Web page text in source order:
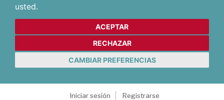
usted.
ACEPTAR
RECHAZAR
CAMBIAR PREFERENCIAS
Iniciar sesión
Registrarse